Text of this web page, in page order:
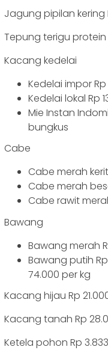
Jagung pipilan kering
Tepung terigu protein
Kacang kedelai
Kedelai impor Rp
Kedelai lokal Rp
Mie Instan
bungkus
Cabe
Cabe merah
Cabe merah
Cabe rawit
Bawang
Bawang merah
Bawang putih
74.000 per kg
Kacang hijau Rp
Kacang tanah Rp
Ketela pohon Rp